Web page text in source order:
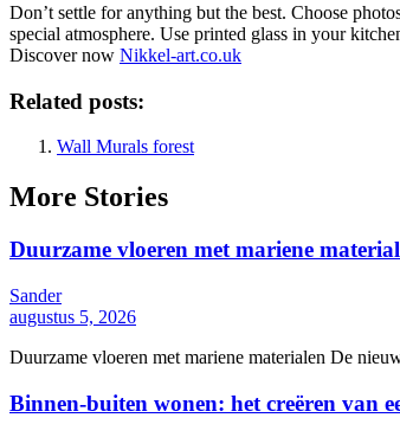
Don’t settle for anything but the best. Choose
special atmosphere. Use printed glass in your
Discover now Nikkel-art.co.uk
Related posts:
Wall Murals forest
More Stories
Duurzame vloeren met mariene
Sander
augustus 5, 2026
Duurzame vloeren met mariene materialen De
Binnen-buiten wonen: het creëren van